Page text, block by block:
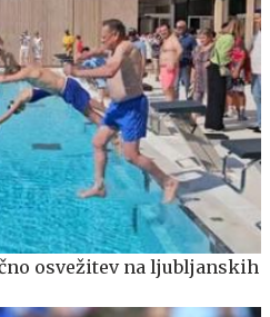
osvežitev na ljubljanskih